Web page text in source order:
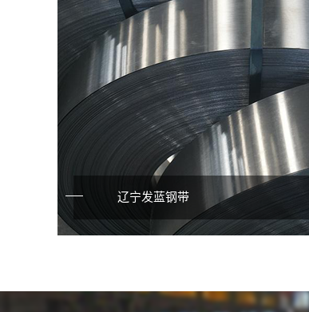
辽宁发蓝钢带